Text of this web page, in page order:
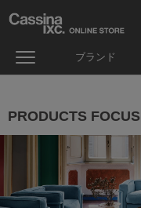
ブランド
PRODUCTS FOCUS